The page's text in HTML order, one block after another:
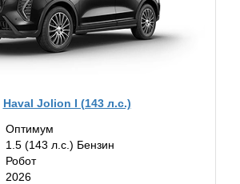
Haval Jolion I (143 л.с.)
Оптимум
1.5 (143 л.с.) Бензин
Робот
2026